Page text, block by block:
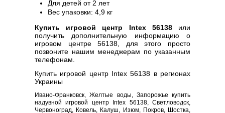
Для детей от 2 лет
Вес упаковки: 4,9 кг
Купить игровой центр Intex 56138или
получить дополнительную информацию о
игровом центре 56138, для этого просто
позвоните нашим менеджерам по указанным
телефонам.
Купить игровой центр Intex 56138 в регионах
Украины
Ивано-Франковск, Желтые воды, Запорожье купить
надувной игровой центр Intex 56138, Светловодск,
Червоноград, Ковель, Калуш, Изюм, Покров, Шостка,